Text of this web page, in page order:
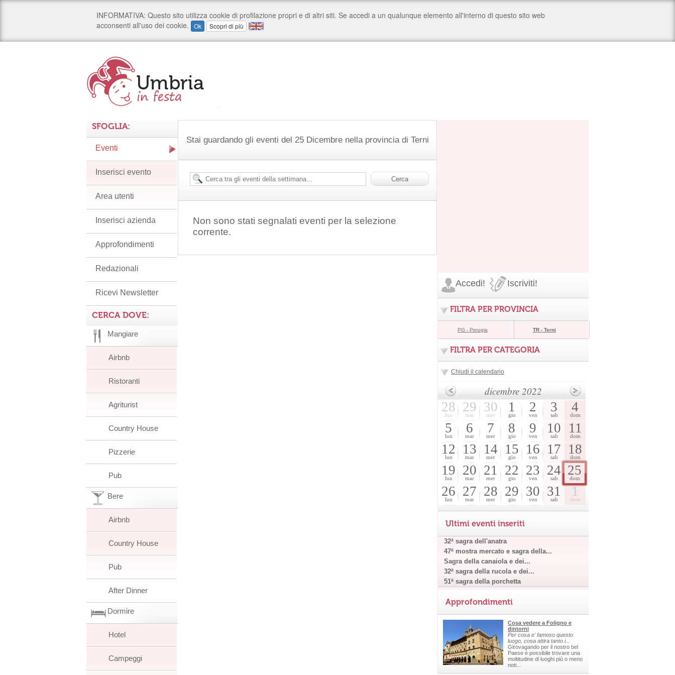
Stai guardando gli eventi del 25 Dicembre nella provincia di Terni
Non sono stati segnalati eventi per la selezione
corrente.
SFOGLIA:
Eventi
Inserisci evento
Area utenti
Inserisci azienda
Approfondimenti
Redazionali
Ricevi Newsletter
CERCA DOVE:
Mangiare
Airbnb
Ristoranti
Agriturist
Country House
Pizzerie
Pub
Bere
Airbnb
Country House
Pub
After Dinner
Dormire
Hotel
Campeggi
Accedi! Iscriviti!
FILTRA PER PROVINCIA
PG - Perugia TR - Terni
FILTRA PER CATEGORIA
Chiudi il calendario
dicembre 2022
28
lun
29
mar
30
mer
1
gio
2
ven
3
sab
4
dom
5
lun
6
mar
7
mer
8
gio
9
ven
10
sab
11
dom
12
lun
13
mar
14
mer
15
gio
16
ven
17
sab
18
dom
19
lun
20
mar
21
mer
22
gio
23
ven
24
sab
25
dom
26
lun
27
mar
28
mer
29
gio
30
ven
31
sab
1
dom
Ultimi eventi inseriti
32ª sagra dell'anatra
47ª mostra mercato e sagra della...
Sagra della canaiola e dei...
32ª sagra della rucola e dei...
51ª sagra della porchetta
Approfondimenti
Cosa vedere a Foligno e
dintorni
Per cosa e' famoso questo
luogo, cosa attira tanto i...
Girovagando per il nostro bel
Paese è possibile trovare una
moltitudine di luoghi più o meno
noti...